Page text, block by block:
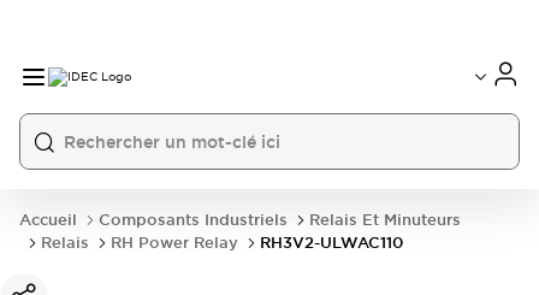
Accueil Composants Industriels
Relais Et Minuteurs
Relais
RH Power Relay RH3V2-ULWAC110